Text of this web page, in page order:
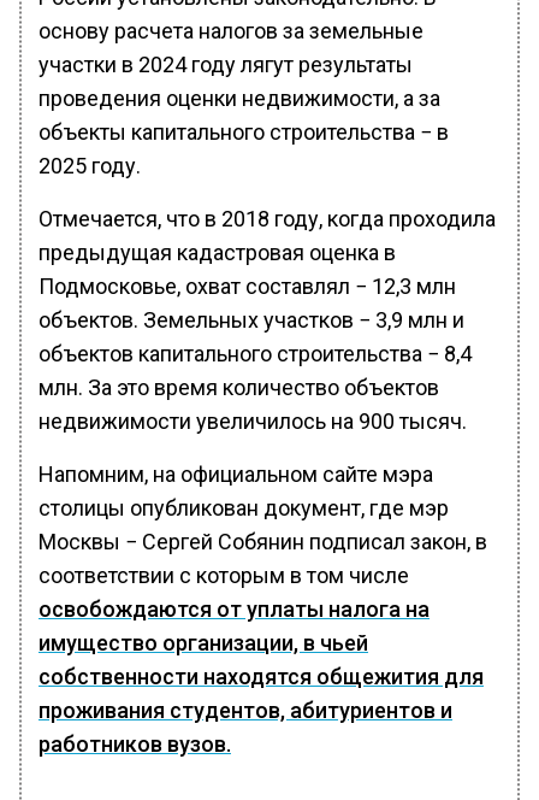
основу расчета налогов за земельные
участки в 2024 году лягут результаты
проведения оценки недвижимости, а за
объекты капитального строительства − в
2025 году.
Отмечается, что в 2018 году, когда проходила
предыдущая кадастровая оценка в
Подмосковье, охват составлял − 12,3 млн
объектов. Земельных участков − 3,9 млн и
объектов капитального строительства − 8,4
млн. За это время количество объектов
недвижимости увеличилось на 900 тысяч.
Напомним, на официальном сайте мэра
столицы опубликован документ, где мэр
Москвы − Сергей Собянин подписал закон, в
соответствии с которым в том числе
освобождаются от уплаты налога на
имущество организации, в чьей
собственности находятся общежития для
проживания студентов, абитуриентов и
работников вузов.